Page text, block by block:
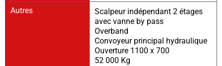
Autres
Scalpeur indépendant 2 étages
avec vanne by pass
Overband
Convoyeur principal hydraulique
Ouverture 1100 x 700
52 000 Kg